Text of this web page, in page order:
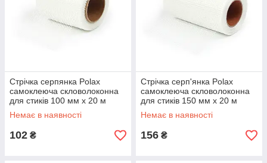
Стрічка серпянка Polax
самоклеюча скловолоконна
для стиків 100 мм х 20 м
(100-151)
Немає в наявності
102 ₴
Стрічка серп'янка Polax
самоклеюча скловолоконна
для стиків 150 мм х 20 м
(100-152)
Немає в наявності
156 ₴